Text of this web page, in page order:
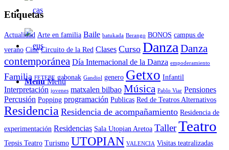
Menú Menú
Etiquetas
Actualidad Arte en familia Baile batukada Berango BONOS campus de
verano Cine Circuito de la Red Clases Curso Danza Danza
contemporánea Día Internacional de la Danza empoderamiento
Familia FETEBE gabonak Gandiol genero Getxo Infantil
Interpretación jovenes matxalen bilbao Música Pablo Viar Pensiones
Percusión Popping programación Publicas Red de Teatros Alternativos
Residencia Residencia de acompañamiento Residencia de
experimentación Residencias Sala Utopian Aretoa TallerTeatro
Tepsis Teatro Turismo UTOPIAN VALENCIA Visitas teatralizadas